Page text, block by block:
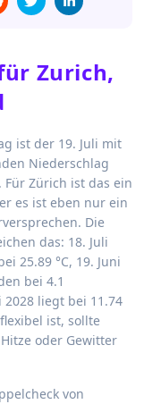
Zurich,
ist der 19. Juli mit
Niederschlag
Für Zürich ist das ein
es ist eben nur ein
Die
das: 18. Juli
25.89 °C, 19. Juni
bei 4.1
liegt bei 11.74
ist, sollte
oder Gewitter
von